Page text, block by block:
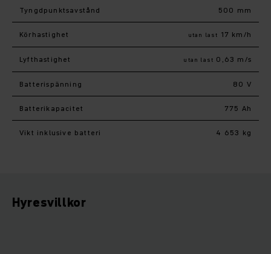
Tyngdpunktsavstånd 500 mm
Körhastighet utan last 17 km/h
Lyfthastighet utan last 0,63 m/s
Batterispänning 80 V
Batterikapacitet 775 Ah
Vikt inklusive batteri 4 653 kg
Hyresvillkor